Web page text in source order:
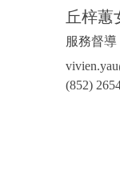
丘梓蕙
服務督導
(852)